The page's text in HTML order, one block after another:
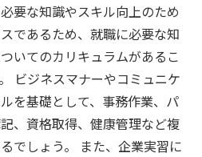
要な知識やスキル向上のため
であるため、就職に必要な知
いてのカリキュラムがあるこ
ビジネスマナーやコミュニケ
を基礎として、事務作業、パ
、資格取得、健康管理など複
でしょう。 また、企業実習に